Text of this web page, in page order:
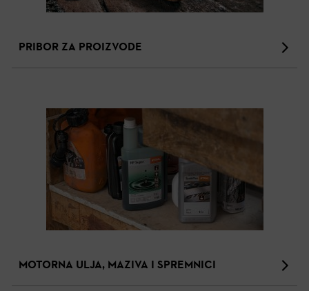
PRIBOR ZA PROIZVODE
MOTORNA ULJA, MAZIVA I SPREMNICI